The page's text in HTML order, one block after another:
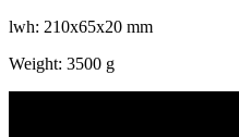
lwh: 210x65x20 mm
Weight: 3500 g